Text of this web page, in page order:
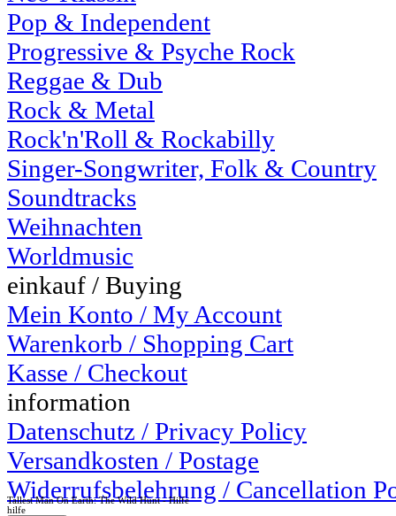
Pop & Independent
Progressive & Psyche Rock
Reggae & Dub
Rock & Metal
Rock'n'Roll & Rockabilly
Singer-Songwriter, Folk & Country
Soundtracks
Weihnachten
Worldmusic
einkauf / Buying
Mein Konto / My Account
Warenkorb / Shopping Cart
Kasse / Checkout
information
Datenschutz / Privacy Policy
Versandkosten / Postage
Widerrufsbelehrung / Cancellation
Tallest Man On Earth: The Wild Hunt - Hilfe
hilfe